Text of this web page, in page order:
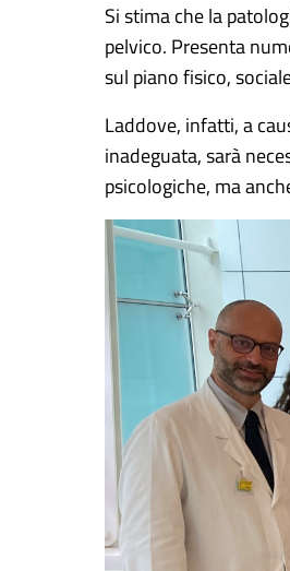
Si stima che la
pelvico. Presenta
sul piano fisico,
Laddove, infatti, a
inadeguata, sarà
psicologiche, ma